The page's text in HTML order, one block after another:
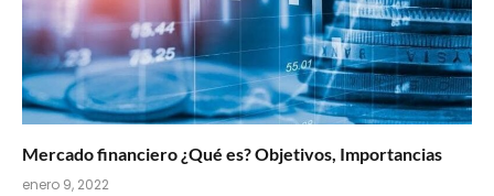
Mercado financiero ¿Qué es? Objetivos, Importancias
enero 9, 2022